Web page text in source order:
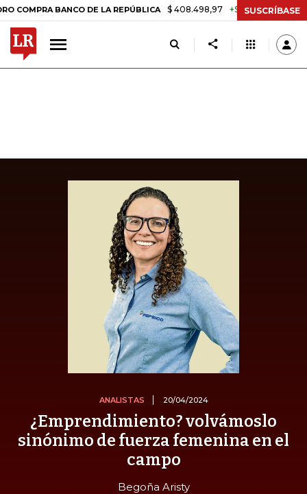
BANCO DE LA REPÚBLICA $ 408.498,97 +$ 8.753,81 +2,19%
SUSCRÍBASE
ANALISTAS 20/04/2024
¿Emprendimiento? volvámoslo
sinónimo de fuerza femenina en el
campo
Begoña Aristy